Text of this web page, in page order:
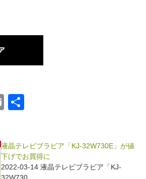
E
液晶テレビブラビア「KJ-32W730E」が値
下げでお買得に
2022-03-14 液晶テレビブラビア「KJ-